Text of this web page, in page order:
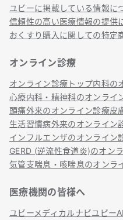
ユビーに掲載している情報に
信頼性の高い医療情報の提供
おくすり購入に関しての特定
オンライン診療
オンライン診療トップ内科の
心療内科・精神科のオンライ
頭痛外来のオンライン診療皮
生活習慣病外来のオンライン
インフルエンザのオンライン
GERD (逆流性食道炎)のオン
気管支喘息・咳喘息のオンラ
医療機関の皆様へ
ユビーメディカルナビユビー